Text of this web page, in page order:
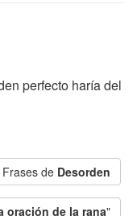
perfecto haría del
Frases de Desorden
oración de la rana"